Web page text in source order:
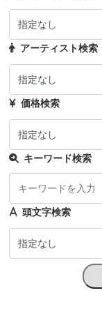
アーティスト検索
価格検索
キーワード検索
頭文字検索